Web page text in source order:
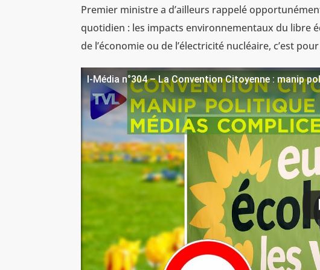
Premier ministre a d’ailleurs rappelé
quotidien : les impacts environnementaux du libre
de l’économie ou de l’électricité nucléaire, c’est
I-Média n°304 – La Convention Citoyenne : manip